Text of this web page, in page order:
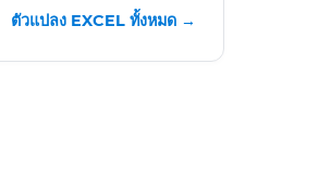
ตัวแปลง EXCEL ทั้งหมด →